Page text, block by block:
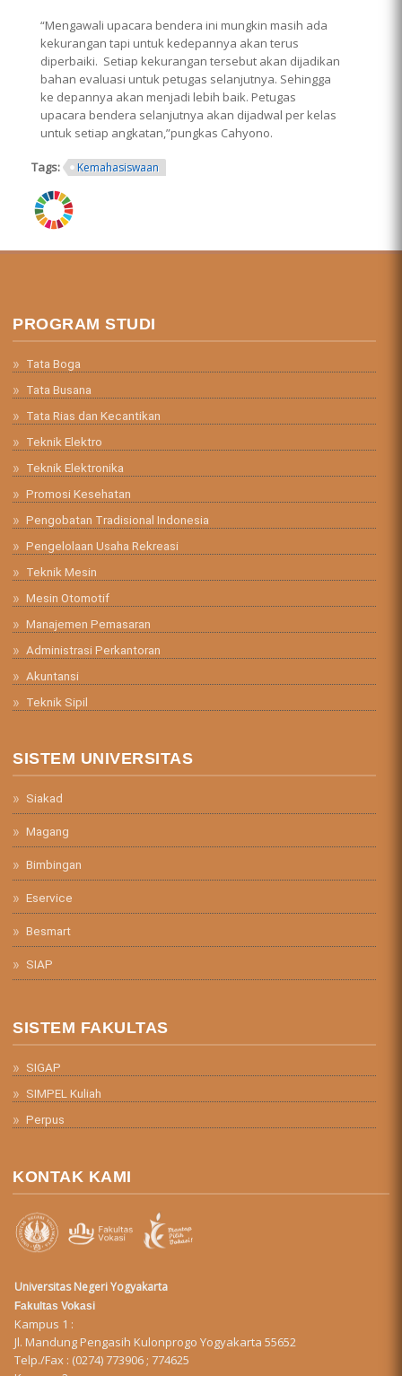
“Mengawali upacara bendera ini mungkin masih ada
kekurangan tapi untuk kedepannya akan terus
diperbaiki. Setiap kekurangan tersebut akan dijadikan
bahan evaluasi untuk petugas selanjutnya. Sehingga
ke depannya akan menjadi lebih baik. Petugas
upacara bendera selanjutnya akan dijadwal per kelas
untuk setiap angkatan,”pungkas Cahyono.
Tags: Kemahasiswaan
ring.png
PROGRAM STUDI
Tata Boga
Tata Busana
Tata Rias dan Kecantikan
Teknik Elektro
Teknik Elektronika
Promosi Kesehatan
Pengobatan Tradisional Indonesia
Pengelolaan Usaha Rekreasi
Teknik Mesin
Mesin Otomotif
Manajemen Pemasaran
Administrasi Perkantoran
Akuntansi
Teknik Sipil
SISTEM UNIVERSITAS
Siakad
Magang
Bimbingan
Eservice
Besmart
SIAP
SISTEM FAKULTAS
SIGAP
SIMPEL Kuliah
Perpus
KONTAK KAMI
Universitas Negeri Yogyakarta
Fakultas Vokasi
Kampus 1 :
Jl. Mandung Pengasih Kulonprogo Yogyakarta 55652
Telp./Fax : (0274) 773906 ; 774625